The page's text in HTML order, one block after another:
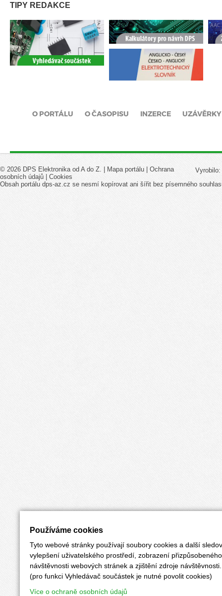
TIPY REDAKCE
O PORTÁLU O ČASOPISU INZERCE UZÁVĚRKY
Vyrobilo:
© 2026 DPS Elektronika od A do Z. | Mapa portálu
Ochrana
osobních údajů
Cookies
Obsah portálu dps-az.cz se nesmí kopírovat ani šířit bez písemného
Používáme cookies
Tyto webové stránky používají soubory cookies a další
vylepšení uživatelského prostředí, zobrazení
návštěvnosti webových stránek a zjištění zdroje návštěvnosti.
(pro funkci Vyhledávač součástek je nutné povolit cookies)
Více o ochraně osobních údajů